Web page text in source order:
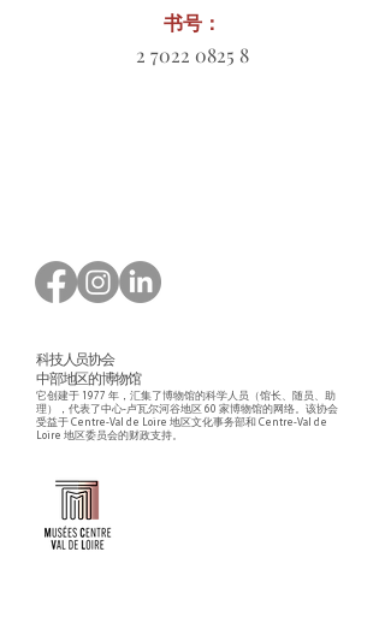
书号：
2 7022 0825 8
科技人员协会
中部地区的博物馆
它创建于 1977 年，汇集了博物馆的科学人员（馆长、随员、助
理），代表了中心-卢瓦尔河谷地区 60 家博物馆的网络。该协会
受益于 Centre-Val de Loire 地区文化事务部和 Centre-Val de
Loire 地区委员会的财政支持。